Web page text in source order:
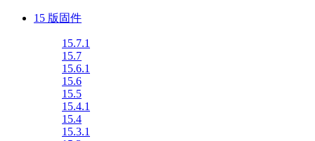
15 版固件
15.7.1
15.7
15.6.1
15.6
15.5
15.4.1
15.4
15.3.1